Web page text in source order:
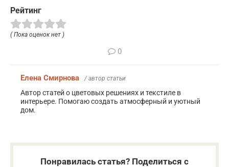
Рейтинг
( Пока оценок нет )
0
Елена Смирнова / автор статьи
Автор статей о цветовых решениях и текстиле в
интерьере. Помогаю создать атмосферный и уютный
дом.
Понравилась статья? Поделиться с